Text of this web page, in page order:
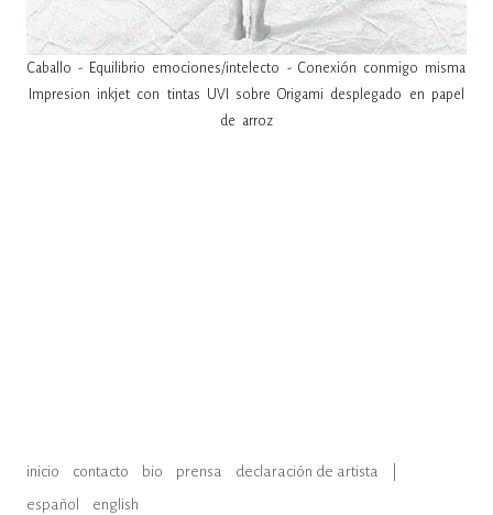
Caballo - Equilibrio emociones/intelecto - Conexión conmigo misma
Impresion inkjet con tintas UVI sobre Origami desplegado en papel
de arroz
inicio contacto bio prensa declaración de artista
español
english